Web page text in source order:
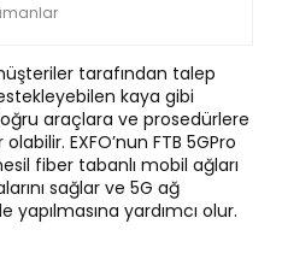
tarafından talep
kaya gibi
araçlara ve prosedürlere
EXFO’nun FTB 5GPro
fiber tabanlı mobil ağları
sağlar ve 5G ağ
yapılmasına yardımcı olur.